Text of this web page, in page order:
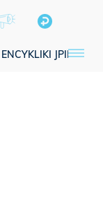
ENCYKLIKI JPII